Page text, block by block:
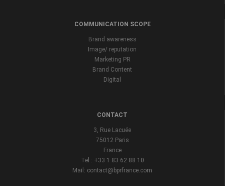
COMMUNICATION SCOPE
Brand awareness
Image/ reputation
Marketing PR
Brand Content
Digital
CONTACT
3, Rue Lacuée
75012 Paris
France
Tel : +33 1 83 62 88 10
Mail: contact@bprfrance.com